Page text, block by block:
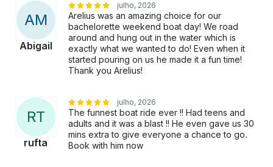
AM
Abigail
julho, 2026
Arelius was an amazing choice for our
bachelorette weekend boat day! We road
around and hung out in the water which is
exactly what we wanted to do! Even when it
started pouring on us he made it a fun time!
Thank you Arelius!
RT
rufta
julho, 2026
The funnest boat ride ever !! Had teens and
adults and it was a blast !! He even gave us 30
mins extra to give everyone a chance to go.
Book with him now